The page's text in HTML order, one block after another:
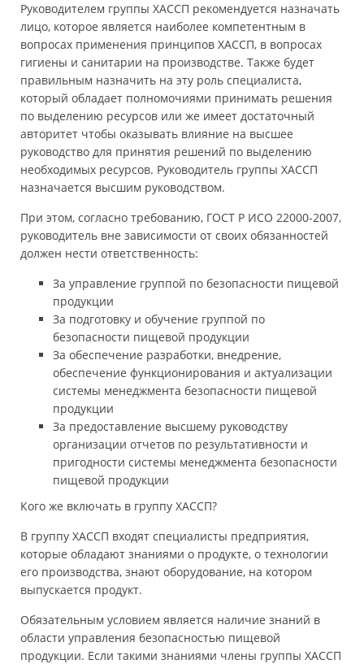
Руководителем группы ХАССП рекомендуется назначать
лицо, которое является наиболее компетентным в
вопросах применения принципов ХАССП, в вопросах
гигиены и санитарии на производстве. Также будет
правильным назначить на эту роль специалиста,
который обладает полномочиями принимать решения
по выделению ресурсов или же имеет достаточный
авторитет чтобы оказывать влияние на высшее
руководство для принятия решений по выделению
необходимых ресурсов. Руководитель группы ХАССП
назначается высшим руководством.
При этом, согласно требованию, ГОСТ Р ИСО 22000-2007,
руководитель вне зависимости от своих обязанностей
должен нести ответственность:
За управление группой по безопасности пищевой
продукции
За подготовку и обучение группой по
безопасности пищевой продукции
За обеспечение разработки, внедрение,
обеспечение функционирования и актуализации
системы менеджмента безопасности пищевой
продукции
За предоставление высшему руководству
организации отчетов по результативности и
пригодности системы менеджмента безопасности
пищевой продукции
Кого же включать в группу ХАССП?
В группу ХАССП входят специалисты предприятия,
которые обладают знаниями о продукте, о технологии
его производства, знают оборудование, на котором
выпускается продукт.
Обязательным условием является наличие знаний в
области управления безопасностью пищевой
продукции. Если такими знаниями члены группы ХАССП